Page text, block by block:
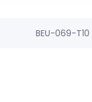
BEU-069-T10